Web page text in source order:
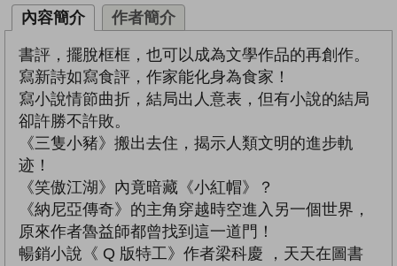
內容簡介 作者簡介
書評，擺脫框框，也可以成為文學作品的再創作。
寫新詩如寫食評，作家能化身為食家！
寫小說情節曲折，結局出人意表，但有小說的結局
卻許勝不許敗。
《三隻小豬》搬出去住，揭示人類文明的進步軌
迹！
《笑傲江湖》內竟暗藏《小紅帽》？
《納尼亞傳奇》的主角穿越時空進入另一個世界，
原來作者魯益師都曾找到這一道門！
暢銷小說《 Q 版特工》作者梁科慶 ，天天在圖書